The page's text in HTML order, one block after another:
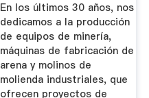
En los últimos 30 años, nos
dedicamos a la producción
de equipos de minería,
máquinas de fabricación de
arena y molinos de
molienda industriales, que
ofrecen proyectos de